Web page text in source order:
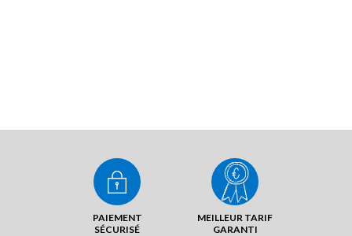
PAIEMENT
SÉCURISÉ
MEILLEUR TARIF
GARANTI